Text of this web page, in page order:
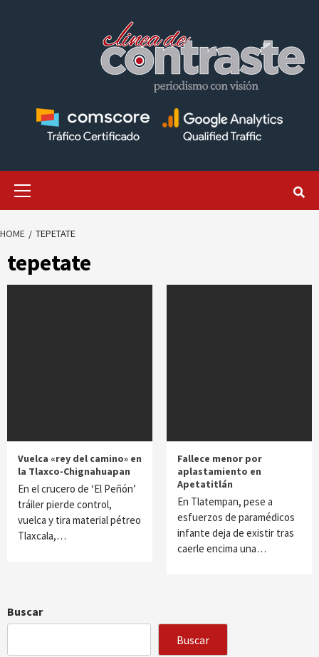
HOME TEPETATE
tepetate
Vuelca «rey del camino» en
la Tlaxco-Chignahuapan
En el crucero de ‘El Peñón’
tráiler pierde control,
vuelca y tira material pétreo
Tlaxcala,…
Fallece menor por
aplastamiento en
Apetatitlán
En Tlatempan, pese a
esfuerzos de paramédicos
infante deja de existir tras
caerle encima una…
Buscar
Buscar